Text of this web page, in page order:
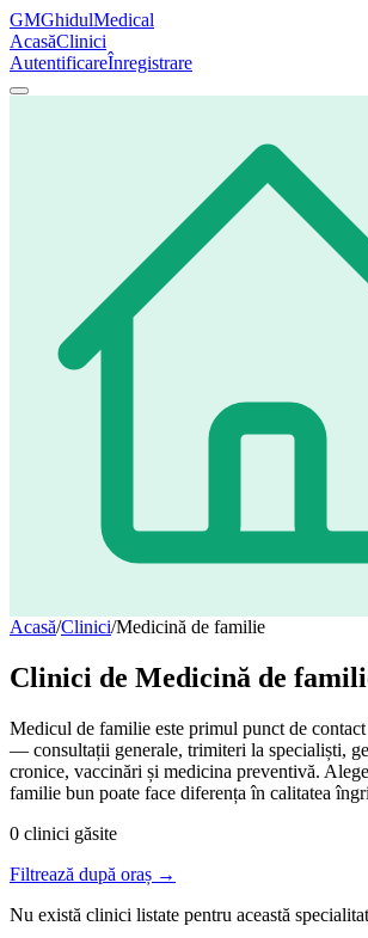
GMGhidulMedical
AcasăClinici
AutentificareÎnregistrare
Acasă/Clinici/Medicină de familie
Clinici de Medicină de
Medicul de familie este primul punct de
— consultații generale, trimiteri la specialiști,
cronice, vaccinări și medicina preventivă.
familie bun poate face diferența în calitatea
0 clinici găsite
Filtrează după oraș →
Nu există clinici listate pentru această